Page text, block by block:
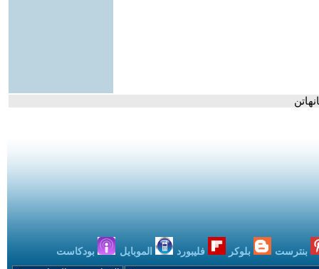
بنترست بلوكر فليبورد الموبايل بودكاست